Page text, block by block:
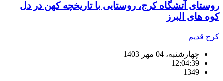
روستای آتشگاه کرج، روستایی با تاریخچه کهن در دل
کوه های البرز
کرج قدیم
چهارشنبه، 04 مهر 1403
12:04:39
1349